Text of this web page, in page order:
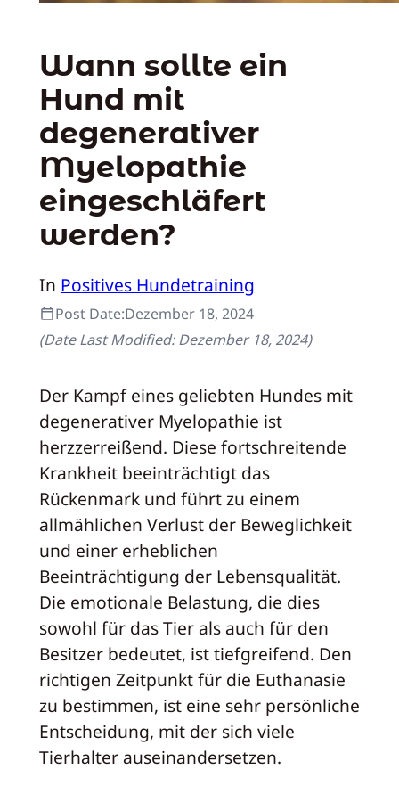
Wann sollte ein
Hund mit
degenerativer
Myelopathie
eingeschläfert
werden?
In Positives Hundetraining
Post Date:Dezember 18, 2024
(Date Last Modified:Dezember 18, 2024)
Der Kampf eines geliebten Hundes mit
degenerativer Myelopathie ist
herzzerreißend. Diese fortschreitende
Krankheit beeinträchtigt das
Rückenmark und führt zu einem
allmählichen Verlust der Beweglichkeit
und einer erheblichen
Beeinträchtigung der Lebensqualität.
Die emotionale Belastung, die dies
sowohl für das Tier als auch für den
Besitzer bedeutet, ist tiefgreifend. Den
richtigen Zeitpunkt für die Euthanasie
zu bestimmen, ist eine sehr persönliche
Entscheidung, mit der sich viele
Tierhalter auseinandersetzen.